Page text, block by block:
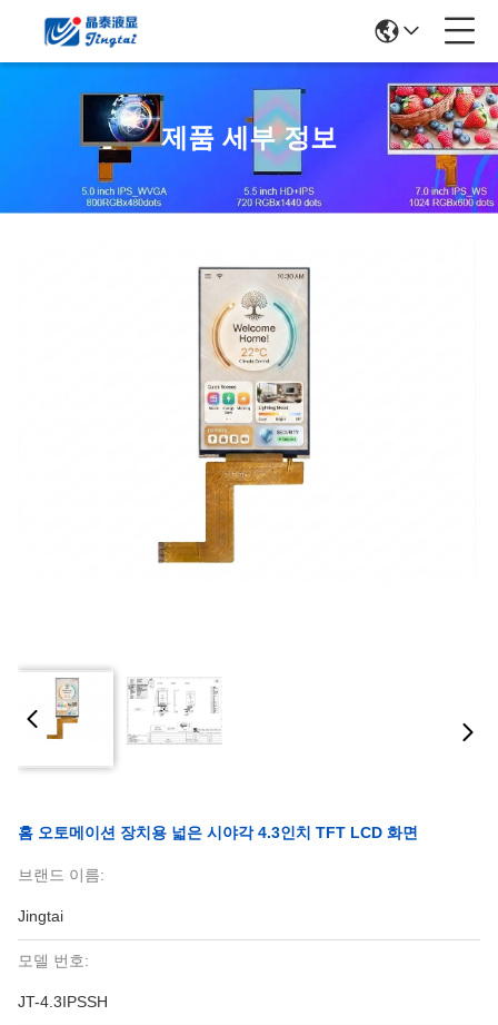
제품 세부 정보
홈 오토메이션 장치용 넓은 시야각 4.3인치 TFT LCD 화면
브랜드 이름:
Jingtai
모델 번호:
JT-4.3IPSSH